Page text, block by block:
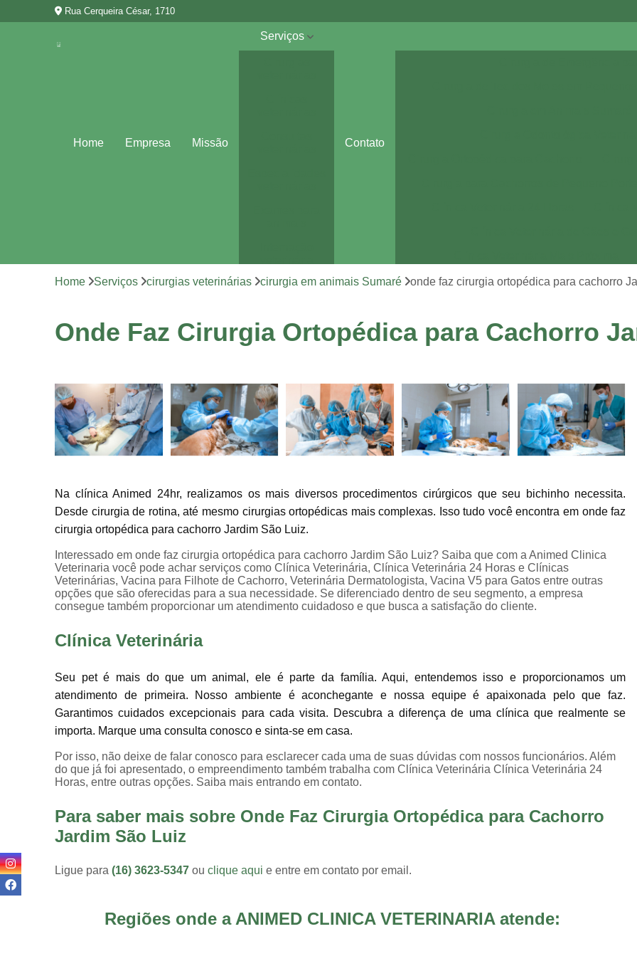
Rua Cerqueira César, 1710
Home Empresa Missão
Serviços
Vacina para
Contato
Clínica Veterinária Perto de Mim
Consulta de Veterinário
Consulta
Consulta Veterinária Sumaré
Veterinária Neurologista
Veterinária Oncologista
Veterinário Hematologista
Exame de
Exame Veterinário
Exame
Exames Laboratoriais Pet
Exames
Internação 24
Internação para Cães e Gatos
Internação para Pet
Internação
Vacina para Animal Jardim
Vacina V10 Importada para
Home Serviços cirurgias veterinárias cirurgia em animais Sumaré onde faz cirurgia ortopédica para cachorro
Onde Faz Cirurgia Ortopédica para Cachorro
Na clínica Animed 24hr, realizamos os mais diversos procedimentos cirúrgicos que seu bichinho necessita.
Desde cirurgia de rotina, até mesmo cirurgias ortopédicas mais complexas. Isso tudo você encontra em onde faz
cirurgia ortopédica para cachorro Jardim São Luiz.
Interessado em onde faz cirurgia ortopédica para cachorro Jardim São Luiz? Saiba que com a Animed Clinica
Veterinaria você pode achar serviços como Clínica Veterinária, Clínica Veterinária 24 Horas e Clínicas
Veterinárias, Vacina para Filhote de Cachorro, Veterinária Dermatologista, Vacina V5 para Gatos entre outras
opções que são oferecidas para a sua necessidade. Se diferenciado dentro de seu segmento, a empresa
consegue também proporcionar um atendimento cuidadoso e que busca a satisfação do cliente.
Clínica Veterinária
Seu pet é mais do que um animal, ele é parte da família. Aqui, entendemos isso e proporcionamos um
atendimento de primeira. Nosso ambiente é aconchegante e nossa equipe é apaixonada pelo que faz.
Garantimos cuidados excepcionais para cada visita. Descubra a diferença de uma clínica que realmente se
importa. Marque uma consulta conosco e sinta-se em casa.
Por isso, não deixe de falar conosco para esclarecer cada uma de suas dúvidas com nossos funcionários. Além
do que já foi apresentado, o empreendimento também trabalha com Clínica Veterinária Clínica Veterinária 24
Horas, entre outras opções. Saiba mais entrando em contato.
Para saber mais sobre Onde Faz Cirurgia Ortopédica para Cachorro
Jardim São Luiz
Ligue para(16) 3623-5347ouclique aqui e entre em contato por email.
Regiões onde a ANIMED CLINICA VETERINARIA atende: